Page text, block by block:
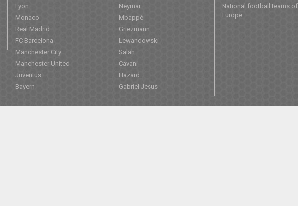
Lyon
Monaco
Real Madrid
FC Barcelona
Manchester City
Manchester United
Juventus
Bayern
Neymar
Mbappé
Griezmann
Lewandowski
Salah
Cavani
Hazard
Gabriel Jesus
National football teams of
Europe